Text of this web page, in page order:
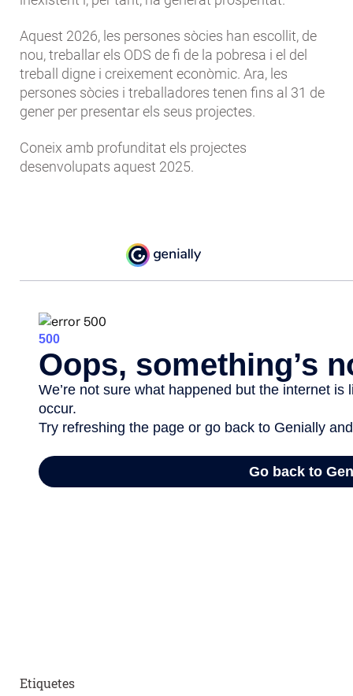
Aquest 2026, les persones sòcies han escollit, de
nou, treballar els ODS de fi de la pobresa i el del
treball digne i creixement econòmic. Ara, les
persones sòcies i treballadores tenen fins al 31 de
gener per presentar els seus projectes.
Coneix amb profunditat els projectes
desenvolupats aquest 2025.
Etiquetes